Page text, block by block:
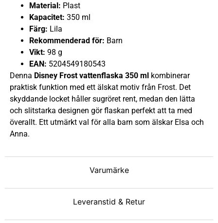
Varumärke
Leveranstid & Retur
Material: Plast
Kapacitet: 350 ml
Färg: Lila
Rekommenderad för: Barn
Vikt: 98 g
EAN: 5204549180543
Denna Disney Frost vattenflaska 350 ml kombinerar
praktisk funktion med ett älskat motiv från Frost. Det
skyddande locket håller sugröret rent, medan den lätta
och slitstarka designen gör flaskan perfekt att ta med
överallt. Ett utmärkt val för alla barn som älskar Elsa och
Anna.